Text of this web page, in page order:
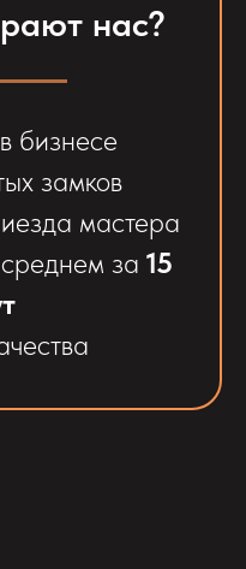
нас?
в бизнесе
замков
мастера
за 15